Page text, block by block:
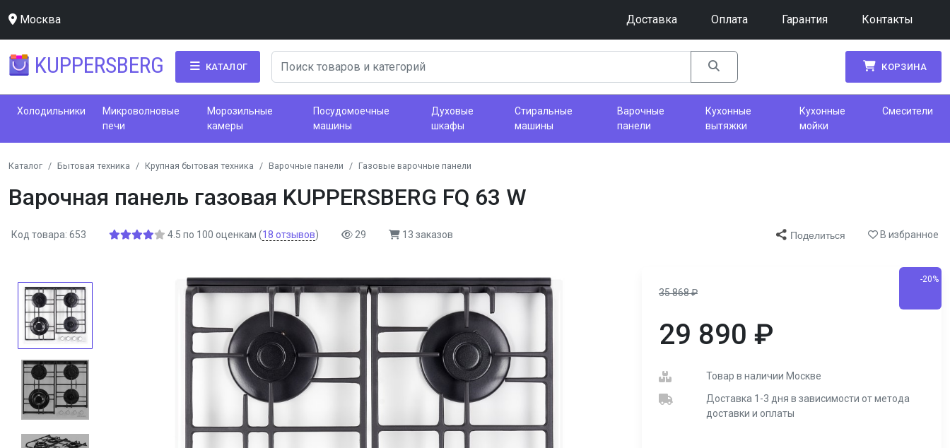
Москва Доставка Оплата Гарантия Контакты
KUPPERSBERG КАТАЛОГ КОРЗИНА
Холодильники
Микроволновые
печи
Морозильные
камеры
Посудомоечные
машины
Духовые
шкафы
Стиральные
машины
Варочные
панели
Кухонные
вытяжки
Кухонные
мойки
Смесители
Каталог Бытовая техника Крупная бытовая техника Варочные панели Газовые варочные панели
Варочная панель газовая KUPPERSBERG FQ 63 W
Код товара: 653 4.5 по 100 оценкам (18 отзывов) 29 13 заказов Поделиться В избранное
35 868₽
-20%
29 890 ₽
Товар в наличии Москве
Доставка 1-3 дня в зависимости от метода
доставки и оплаты